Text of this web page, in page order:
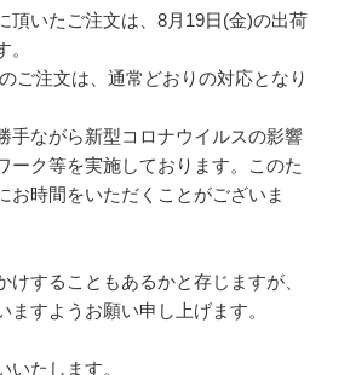
頂いたご注文は、8月19日(金)の出荷
。
ご注文は、通常どおりの対応となり
手ながら新型コロナウイルスの影響
ーク等を実施しております。このた
お時間をいただくことがございま
けすることもあるかと存じますが、
ますようお願い申し上げます。
いたします。